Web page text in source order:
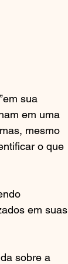
sua
em uma
mesmo
o que
em suas
sobre a